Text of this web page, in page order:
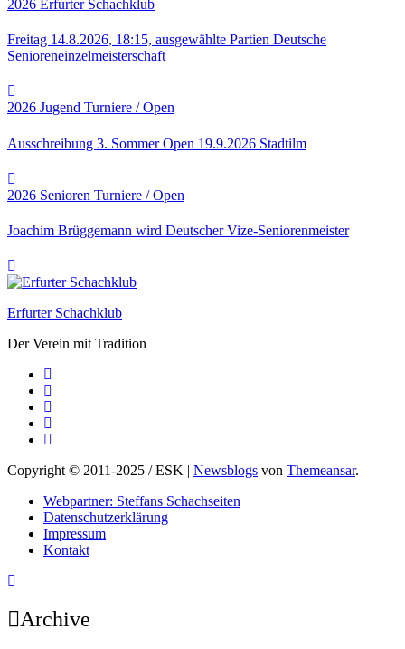
2026 Erfurter Schachklub
Freitag 14.8.2026, 18:15, ausgewählte Partien Deutsche
Senioreneinzelmeisterschaft
2026 Jugend Turniere / Open
Ausschreibung 3. Sommer Open 19.9.2026 Stadtilm
2026 Senioren Turniere / Open
Joachim Brüggemann wird Deutscher Vize-Seniorenmeister
Erfurter Schachklub
Der Verein mit Tradition
Copyright © 2011-2025 / ESK Newsblogs von Themeansar.
Webpartner: Steffans Schachseiten
Datenschutzerklärung
Impressum
Kontakt
Archive